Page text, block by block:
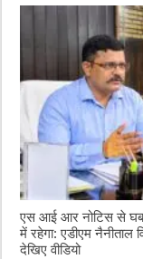
एस आई आर नोटिस से
में रहेगा: एडीएम नैनीताल
देखिए वीडियो